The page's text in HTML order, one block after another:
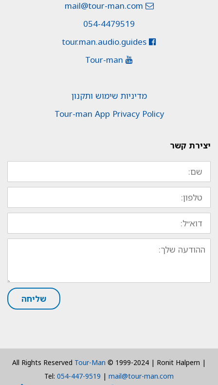
054-4479519
מדיניות שימוש ותקנון
Tour-man App Privacy Policy
יצירת קשר
שם:
טלפון:
דוא״ל:
ההודעה
שלך:
שליחה
All Rights Reserved Tour-Man © 1999-2024 | Ronit Halpern |
Tel: 054-447-9519 | mail@tour-man.com